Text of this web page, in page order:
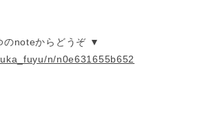
のnoteからどうぞ ▼
n/n0e631655b652